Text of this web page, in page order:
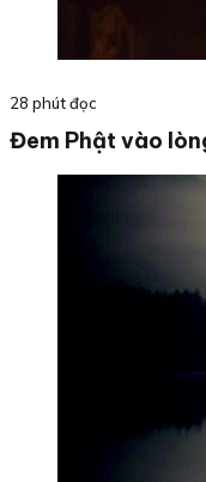
28 phút đọc
Đem Phật vào